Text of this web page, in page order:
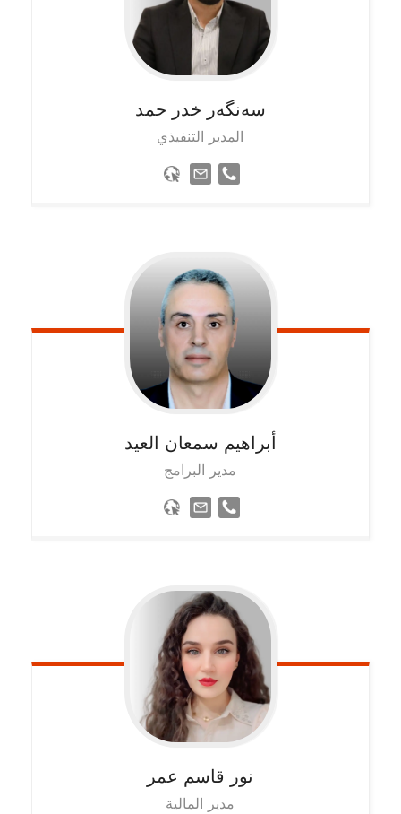
سەنگەر خدر حمد
المدير التنفيذي
أبراهيم سمعان العيد
مدير البرامج
نور قاسم عمر
مدير المالية